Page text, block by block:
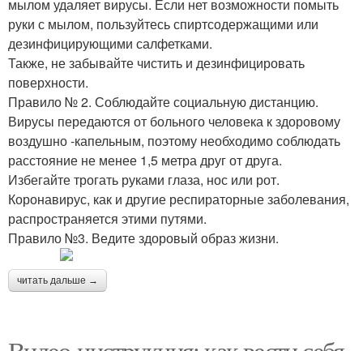
мылом удаляет вирусы. Если нет возможности помыть
руки с мылом, пользуйтесь спиртсодержащими или
дезинфицирующими салфетками.
Также, не забывайте чистить и дезинфицировать
поверхности.
Правило № 2. Соблюдайте социальную дистанцию.
Вирусы передаются от больного человека к здоровому
воздушно -капельным, поэтому необходимо соблюдать
расстояние не менее 1,5 метра друг от друга.
Избегайте трогать руками глаза, нос или рот.
Коронавирус, как и другие респираторные заболевания,
распространяется этими путями.
Правило №3. Ведите здоровый образ жизни.
читать дальше →